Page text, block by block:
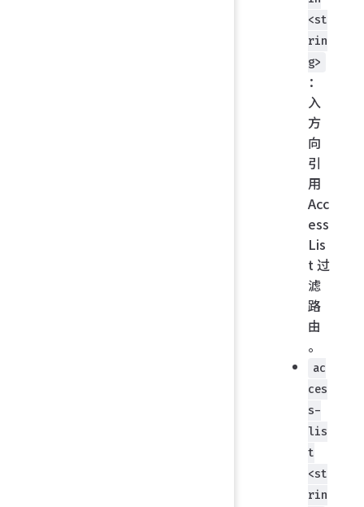
<st
rin
g>
：
入
方
向
引
用
Acc
ess
Lis
t 过
滤
路
由
。
ac
ces
s-
lis
t
<st
rin